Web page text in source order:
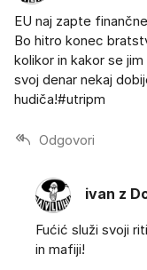
EU naj zapte
Bo hitro konec
kolikor in kakor se
svoj denar nekaj
hudiča!#utripm
Odgovori
ivan z
Fućić služi svoji
in mafiji!